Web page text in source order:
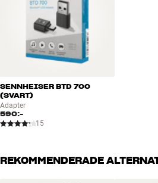
SENNHEISER BTD 700
(SVART)
Adapter
590:-
15
REKOMMENDERADE